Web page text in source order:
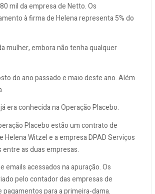
mil da empresa de Netto. Os
à firma de Helena representa 5% do
mulher, embora não tenha qualquer
do ano passado e maio deste ano. Além
era conhecida na Operação Placebo.
Placebo estão um contrato de
Witzel e a empresa DPAD Serviços
as duas empresas.
acessados na apuração. Os
pelo contador das empresas de
para a primeira-dama.